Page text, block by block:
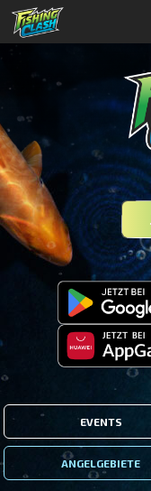
EVENTS
ANGELGEBIETE